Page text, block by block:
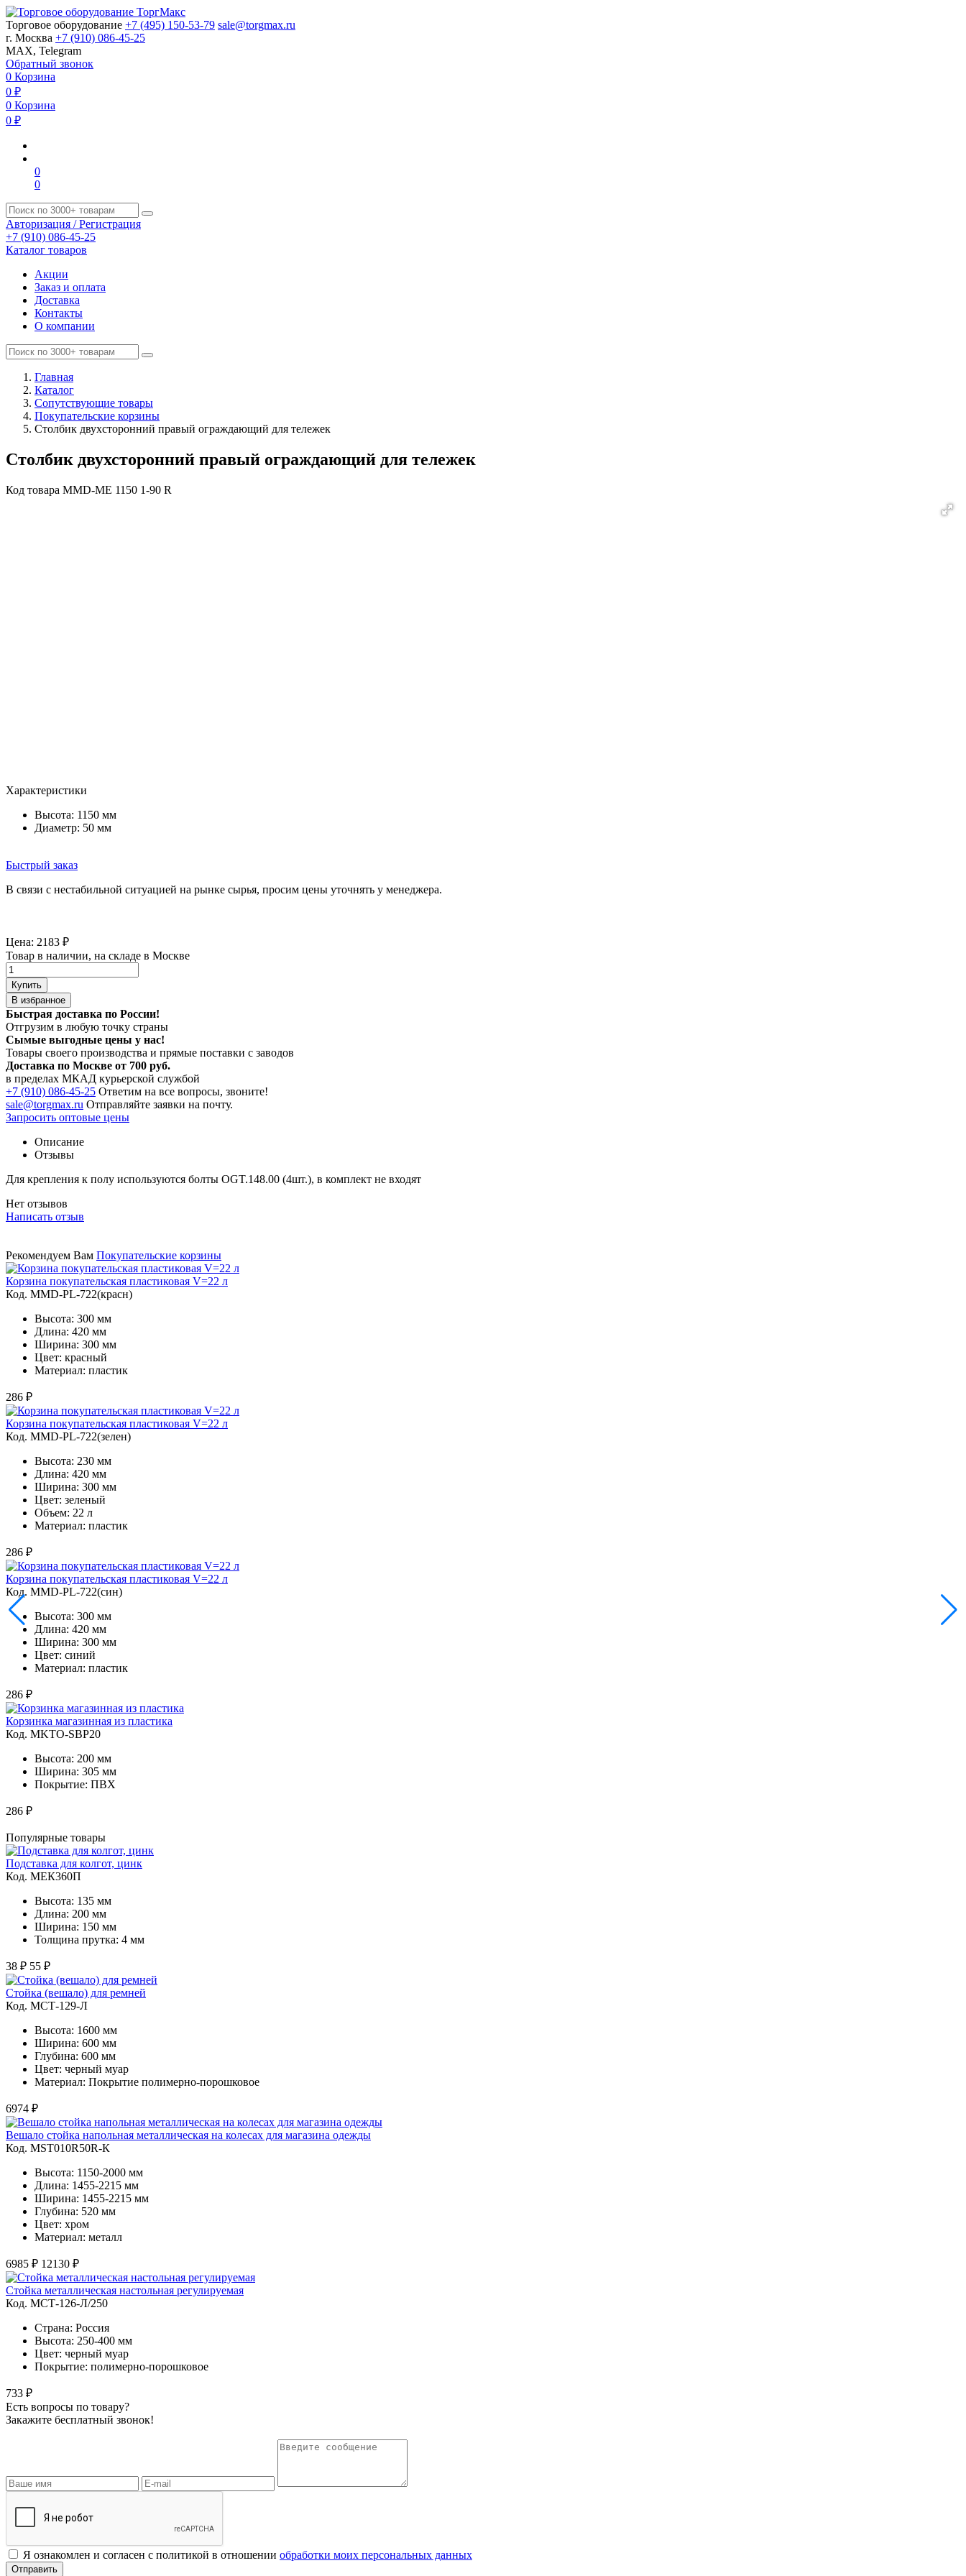
Торговое оборудование +7 (495) 150-53-79 sale@torgmax.ru
г. Москва +7 (910) 086-45-25
MAX, Telegram
Обратный звонок
0 Корзина
0 ₽
0 Корзина
0 ₽
0
0
Авторизация / Регистрация
+7 (910) 086-45-25
Каталог товаров
Акции
Заказ и оплата
Доставка
Контакты
О компании
Главная
Каталог
Сопутствующие товары
Покупательские корзины
Столбик двухсторонний правый ограждающий для тележек
Столбик двухсторонний правый ограждающий для тележек
Код товара MMD-ME 1150 1-90 R
Характеристики
Высота: 1150 мм
Диаметр: 50 мм
Быстрый заказ
В связи с нестабильной ситуацией на рынке сырья, просим цены уточнять у менеджера.
Цена: 2183 ₽
Товар в наличии, на складе в Москве
Купить
В избранное
Быстрая доставка по России!
Отгрузим в любую точку страны
Сымые выгодные цены у нас!
Товары своего производства и прямые поставки с заводов
Доставка по Москве от 700 руб.
в пределах МКАД курьерской службой
+7 (910) 086-45-25 Ответим на все вопросы, звоните!
sale@torgmax.ru Отправляйте заявки на почту.
Запросить оптовые цены
Описание
Отзывы
Для крепления к полу используются болты OGT.148.00 (4шт.), в комплект не входят
Нет отзывов
Написать отзыв
Рекомендуем Вам Покупательские корзины
Корзина покупательская пластиковая V=22 л
Код. MMD-PL-722(красн)
Высота: 300 мм
Длина: 420 мм
Ширина: 300 мм
Цвет: красный
Материал: пластик
286 ₽
Корзина покупательская пластиковая V=22 л
Код. MMD-PL-722(зелен)
Высота: 230 мм
Длина: 420 мм
Ширина: 300 мм
Цвет: зеленый
Объем: 22 л
Материал: пластик
286 ₽
Корзина покупательская пластиковая V=22 л
Код. MMD-PL-722(син)
Высота: 300 мм
Длина: 420 мм
Ширина: 300 мм
Цвет: синий
Материал: пластик
286 ₽
Корзинка магазинная из пластика
Код. MKTO-SBP20
Высота: 200 мм
Ширина: 305 мм
Покрытие: ПВХ
286 ₽
Популярные товары
Подставка для колгот, цинк
Код. MЕК360П
Высота: 135 мм
Длина: 200 мм
Ширина: 150 мм
Толщина прутка: 4 мм
38 ₽ 55 ₽
Стойка (вешало) для ремней
Код. MСТ-129-Л
Высота: 1600 мм
Ширина: 600 мм
Глубина: 600 мм
Цвет: черный муар
Материал: Покрытие полимерно-порошковое
6974 ₽
Вешало стойка напольная металлическая на колесах для магазина одежды
Код. MST010R50R-К
Высота: 1150-2000 мм
Длина: 1455-2215 мм
Ширина: 1455-2215 мм
Глубина: 520 мм
Цвет: хром
Материал: металл
6985 ₽ 12130 ₽
Стойка металлическая настольная регулируемая
Код. MСТ-126-Л/250
Страна: Россия
Высота: 250-400 мм
Цвет: черный муар
Покрытие: полимерно-порошковое
733 ₽
Есть вопросы по товару?
Закажите бесплатный звонок!
Я ознакомлен и согласен с политикой в отношении обработки моих персональных данных